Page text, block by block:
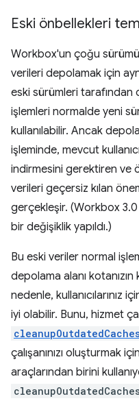
Eski önbellekleri
Workbox'un çoğu
verileri depolamak için
eski sürümleri
işlemleri normalde yeni
kullanılabilir. Ancak
işleminde, mevcut
indirmesini gerektiren ve
verileri geçersiz kılan
gerçekleşir. (Workbox
bir değişiklik yapıldı.)
Bu eski veriler normal
depolama alanı kotanızın
nedenle, kullanıcılarınız
iyi olabilir. Bunu, hizmet
çalışanınızı oluşturmak
araçlarından birini